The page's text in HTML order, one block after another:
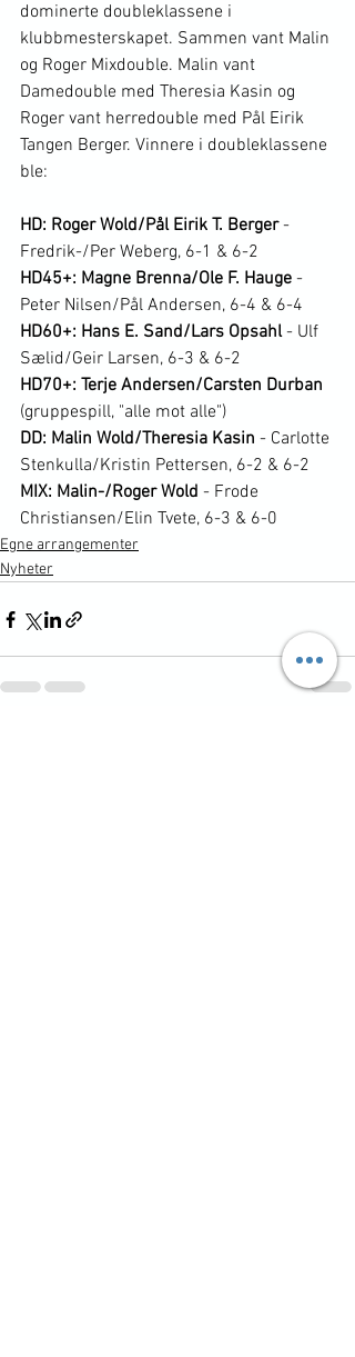
dominerte doubleklassene i
klubbmesterskapet. Sammen vant Malin
og Roger Mixdouble. Malin vant
Damedouble med Theresia Kasin og
Roger vant herredouble med Pål Eirik
Tangen Berger. Vinnere i doubleklassene
ble:
HD: Roger Wold/Pål Eirik T. Berger -
Fredrik-/Per Weberg, 6-1 & 6-2
HD45+: Magne Brenna/Ole F. Hauge -
Peter Nilsen/Pål Andersen, 6-4 & 6-4
HD60+: Hans E. Sand/Lars Opsahl - Ulf
Sælid/Geir Larsen, 6-3 & 6-2
HD70+: Terje Andersen/Carsten Durban
(gruppespill, "alle mot alle")
DD: Malin Wold/Theresia Kasin - Carlotte
Stenkulla/Kristin Pettersen, 6-2 & 6-2
MIX: Malin-/Roger Wold - Frode
Christiansen/Elin Tvete, 6-3 & 6-0
Egne arrangementer
Nyheter